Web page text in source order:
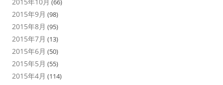
(66)
2015年9月 (98)
2015年8月 (95)
2015年7月 (13)
2015年6月 (50)
2015年5月 (55)
2015年4月 (114)